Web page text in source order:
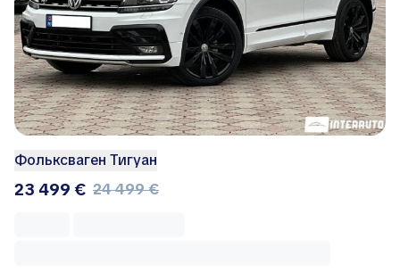
Фольксваген Тигуан
23 499 € 24 499 €